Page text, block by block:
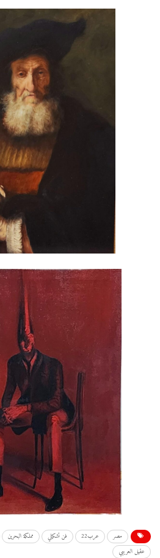
مصر عرب22 فن تشكيلي مملكة البحرين
عقيل العريبي